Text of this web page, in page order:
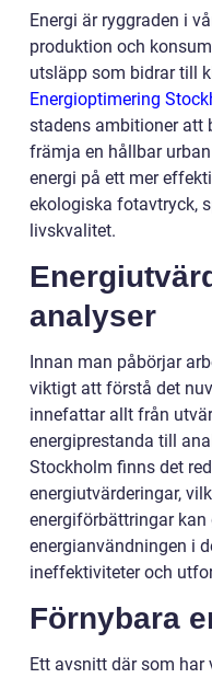
Energi är ryggraden i
produktion och
utsläpp som bidrar till
Energioptimering
stadens ambitioner att
främja en hållbar
energi på ett mer
ekologiska fotavtryck,
livskvalitet.
analyser
Innan man påbörjar
viktigt att förstå det
innefattar allt från
energiprestanda till
Stockholm finns det
energiutvärderingar,
energiförbättringar
energianvändningen i
ineffektiviteter och
Förnybara
Ett avsnitt där som